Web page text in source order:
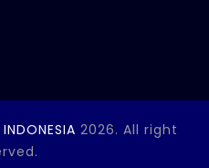
2026. All right